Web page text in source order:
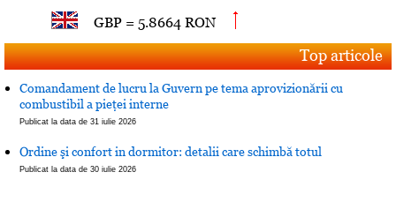
GBP = 5.8664 RON
Top articole
Comandament de lucru la Guvern pe tema aprovizionării cu
combustibil a pieţei interne
Publicat la data de 31 iulie 2026
Ordine şi confort in dormitor: detalii care schimbă totul
Publicat la data de 30 iulie 2026